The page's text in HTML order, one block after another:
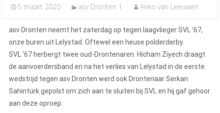
5 maart 2020 asv Dronten 1 Anko van Leeuwen
asv Dronten neemt het zaterdag op tegen laagvlieger SVL ’67,
onze buren uit Lelystad. Oftewel een heuse polderderby.
SVL ’67 herbergt twee oud-Drontenaren. Hicham Ziyech draagt
de aanvoerdersband en na het verlies van Lelystad in de eerste
wedstrijd tegen asv Dronten werd ook Drontenaar Serkan
Sahintürk gepolst om zich aan te sluiten bij SVL en hij gaf gehoor
aan deze oproep.